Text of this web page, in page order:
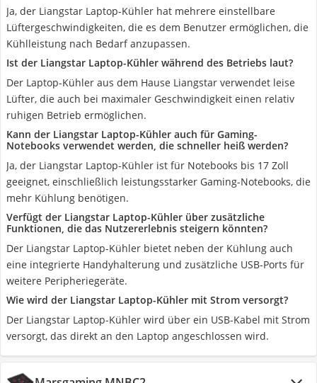
Ja, der Liangstar Laptop-Kühler hat mehrere einstellbare
Lüftergeschwindigkeiten, die es dem Benutzer ermöglichen, die
Kühlleistung nach Bedarf anzupassen.
Ist der Liangstar Laptop-Kühler während des Betriebs laut?
Der Laptop-Kühler aus dem Hause Liangstar verwendet leise
Lüfter, die auch bei maximaler Geschwindigkeit einen relativ
ruhigen Betrieb ermöglichen.
Kann der Liangstar Laptop-Kühler auch für Gaming-
Notebooks verwendet werden, die schneller heiß werden?
Ja, der Liangstar Laptop-Kühler ist für Notebooks bis 17 Zoll
geeignet, einschließlich leistungsstarker Gaming-Notebooks, die
mehr Kühlung benötigen.
Verfügt der Liangstar Laptop-Kühler über zusätzliche
Funktionen, die das Nutzererlebnis steigern könnten?
Der Liangstar Laptop-Kühler bietet neben der Kühlung auch
eine integrierte Handyhalterung und zusätzliche USB-Ports für
weitere Peripheriegeräte.
Wie wird der Liangstar Laptop-Kühler mit Strom versorgt?
Der Liangstar Laptop-Kühler wird über ein USB-Kabel mit Strom
versorgt, das direkt an den Laptop angeschlossen wird.